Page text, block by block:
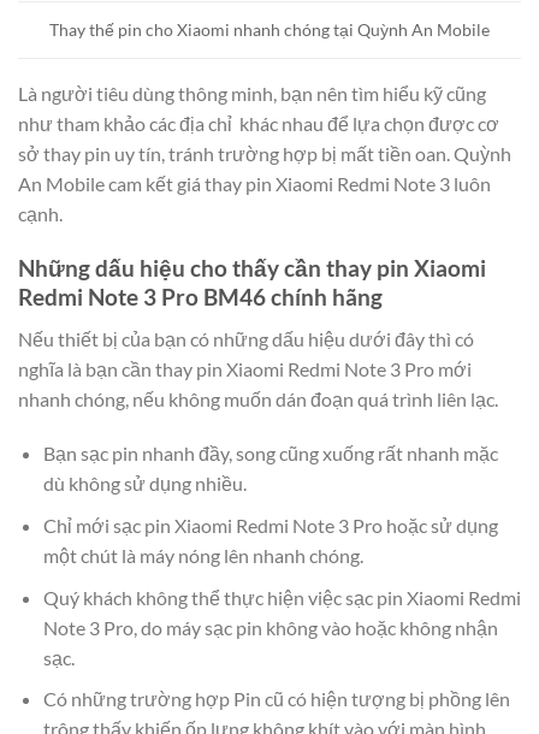
Thay thế pin cho Xiaomi nhanh chóng tại Quỳnh An Mobile
Là người tiêu dùng thông minh, bạn nên tìm hiểu kỹ cũng
như tham khảo các địa chỉ khác nhau để lựa chọn được cơ
sở thay pin uy tín, tránh trường hợp bị mất tiền oan. Quỳnh
An Mobile cam kết giá thay pin Xiaomi Redmi Note 3 luôn
cạnh.
Những dấu hiệu cho thấy cần thay pin Xiaomi
Redmi Note 3 Pro BM46 chính hãng
Nếu thiết bị của bạn có những dấu hiệu dưới đây thì có
nghĩa là bạn cần thay pin Xiaomi Redmi Note 3 Pro mới
nhanh chóng, nếu không muốn dán đoạn quá trình liên lạc.
Bạn sạc pin nhanh đầy, song cũng xuống rất nhanh mặc
dù không sử dụng nhiều.
Chỉ mới sạc pin Xiaomi Redmi Note 3 Pro hoặc sử dụng
một chút là máy nóng lên nhanh chóng.
Quý khách không thể thực hiện việc sạc pin Xiaomi Redmi
Note 3 Pro, do máy sạc pin không vào hoặc không nhận
sạc.
Có những trường hợp Pin cũ có hiện tượng bị phồng lên
trông thấy khiến ốp lưng không khít vào với màn hình